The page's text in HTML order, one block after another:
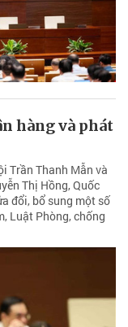
hàng và phát
Trần Thanh Mẫn và
Thị Hồng, Quốc
đổi, bổ sung một số
Luật Phòng, chống